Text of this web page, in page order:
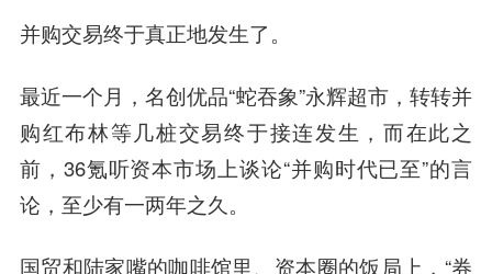
并购交易终于真正地发生了。
最近一个月，名创优品“蛇吞象”永辉超市，转转并
购红布林等几桩交易终于接连发生，而在此之
前，36氪听资本市场上谈论“并购时代已至”的言
论，至少有一两年之久。
国贸和陆家嘴的咖啡馆里、资本圈的饭局上，“券